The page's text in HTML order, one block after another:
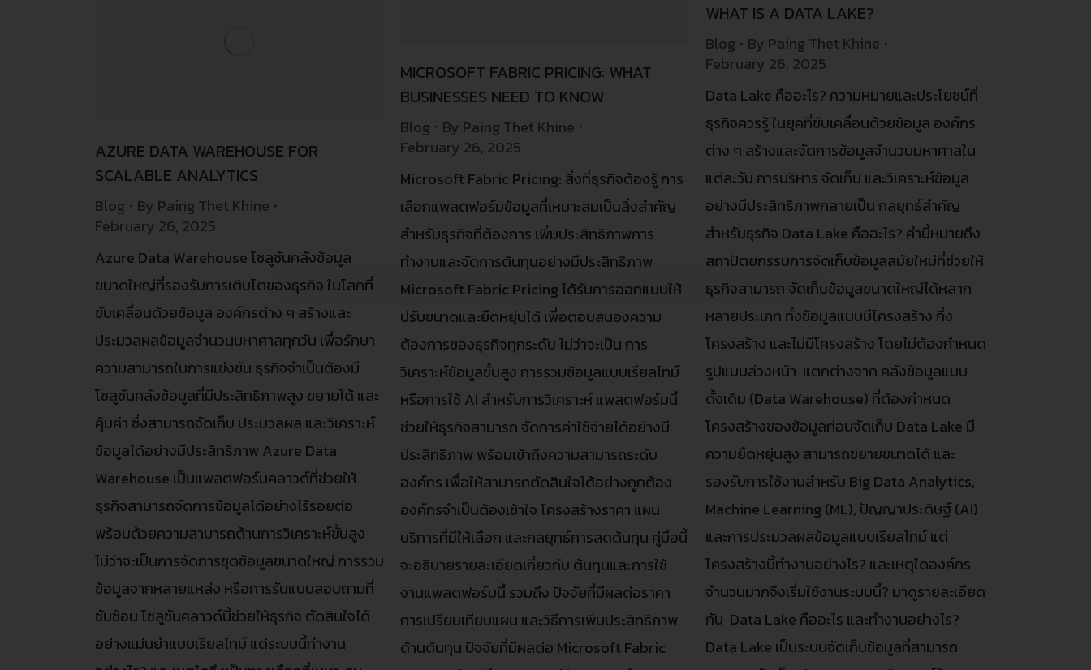
WHAT IS A DATA LAKE?
Blog By Paing Thet Khine
February 26, 2025
Data Lake คืออะไร? ความหมายและประโยชน์ที่
ธุรกิจควรรู้ ในยุคที่ขับเคลื่อนด้วยข้อมูล องค์กร
ต่าง ๆ สร้างและจัดการข้อมูลจำนวนมหาศาลใน
แต่ละวัน การบริหาร จัดเก็บ และวิเคราะห์ข้อมูล
อย่างมีประสิทธิภาพกลายเป็น กลยุทธ์สำคัญ
สำหรับธุรกิจ Data Lake คืออะไร? คำนี้หมายถึง
สถาปัตยกรรมการจัดเก็บข้อมูลสมัยใหม่ที่ช่วยให้
ธุรกิจสามารถ จัดเก็บข้อมูลขนาดใหญ่ได้หลาก
หลายประเภท ทั้งข้อมูลแบบมีโครงสร้าง กึ่ง
โครงสร้าง และไม่มีโครงสร้าง โดยไม่ต้องกำหนด
รูปแบบล่วงหน้า แตกต่างจาก คลังข้อมูลแบบ
ดั้งเดิม (Data Warehouse) ที่ต้องกำหนด
โครงสร้างของข้อมูลก่อนจัดเก็บ Data Lake มี
ความยืดหยุ่นสูง สามารถขยายขนาดได้ และ
รองรับการใช้งานสำหรับ Big Data Analytics,
Machine Learning (ML), ปัญญาประดิษฐ์ (AI)
และการประมวลผลข้อมูลแบบเรียลไทม์ แต่
โครงสร้างนี้ทำงานอย่างไร? และเหตุใดองค์กร
จำนวนมากจึงเริ่มใช้งานระบบนี้? มาดูรายละเอียด
กัน Data Lake คืออะไร และทำงานอย่างไร?
Data Lake เป็นระบบจัดเก็บข้อมูลที่สามารถ
MICROSOFT FABRIC PRICING: WHAT
BUSINESSES NEED TO KNOW
Blog By Paing Thet Khine
February 26, 2025
Microsoft Fabric Pricing: สิ่งที่ธุรกิจต้องรู้ การ
เลือกแพลตฟอร์มข้อมูลที่เหมาะสมเป็นสิ่งสำคัญ
สำหรับธุรกิจที่ต้องการ เพิ่มประสิทธิภาพการ
ทำงานและจัดการต้นทุนอย่างมีประสิทธิภาพ
Microsoft Fabric Pricing ได้รับการออกแบบให้
ปรับขนาดและยืดหยุ่นได้ เพื่อตอบสนองความ
ต้องการของธุรกิจทุกระดับ ไม่ว่าจะเป็น การ
วิเคราะห์ข้อมูลขั้นสูง การรวมข้อมูลแบบเรียลไทม์
หรือการใช้ AI สำหรับการวิเคราะห์ แพลตฟอร์มนี้
ช่วยให้ธุรกิจสามารถ จัดการค่าใช้จ่ายได้อย่างมี
ประสิทธิภาพ พร้อมเข้าถึงความสามารถระดับ
องค์กร เพื่อให้สามารถตัดสินใจได้อย่างถูกต้อง
องค์กรจำเป็นต้องเข้าใจ โครงสร้างราคา แผน
บริการที่มีให้เลือก และกลยุทธ์การลดต้นทุน คู่มือนี้
จะอธิบายรายละเอียดเกี่ยวกับ ต้นทุนและการใช้
งานแพลตฟอร์มนี้ รวมถึง ปัจจัยที่มีผลต่อราคา
การเปรียบเทียบแผน และวิธีการเพิ่มประสิทธิภาพ
ด้านต้นทุน ปัจจัยที่มีผลต่อ Microsoft Fabric
AZURE DATA WAREHOUSE FOR
SCALABLE ANALYTICS
Blog By Paing Thet Khine
February 26, 2025
Azure Data Warehouse โซลูชันคลังข้อมูล
ขนาดใหญ่ที่รองรับการเติบโตของธุรกิจ ในโลกที่
ขับเคลื่อนด้วยข้อมูล องค์กรต่าง ๆ สร้างและ
ประมวลผลข้อมูลจำนวนมหาศาลทุกวัน เพื่อรักษา
ความสามารถในการแข่งขัน ธุรกิจจำเป็นต้องมี
โซลูชันคลังข้อมูลที่มีประสิทธิภาพสูง ขยายได้ และ
คุ้มค่า ซึ่งสามารถจัดเก็บ ประมวลผล และวิเคราะห์
ข้อมูลได้อย่างมีประสิทธิภาพ Azure Data
Warehouse เป็นแพลตฟอร์มคลาวด์ที่ช่วยให้
ธุรกิจสามารถจัดการข้อมูลได้อย่างไร้รอยต่อ
พร้อมด้วยความสามารถด้านการวิเคราะห์ขั้นสูง
ไม่ว่าจะเป็นการจัดการชุดข้อมูลขนาดใหญ่ การรวม
ข้อมูลจากหลายแหล่ง หรือการรันแบบสอบถามที่
ซับซ้อน โซลูชันคลาวด์นี้ช่วยให้ธุรกิจ ตัดสินใจได้
อย่างแม่นยำแบบเรียลไทม์ แต่ระบบนี้ทำงาน